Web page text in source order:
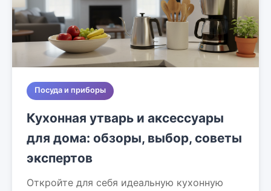
Посуда и приборы
Кухонная утварь и аксессуары
для дома: обзоры, выбор, советы
экспертов
Откройте для себя идеальную кухонную